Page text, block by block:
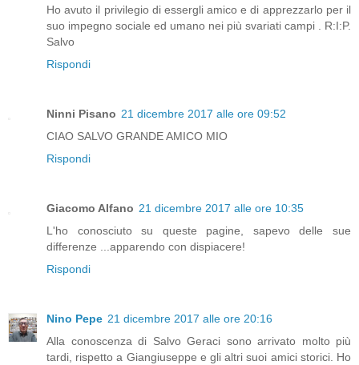
Ho avuto il privilegio di essergli amico e di apprezzarlo per il
suo impegno sociale ed umano nei più svariati campi . R:I:P.
Salvo
Rispondi
Ninni Pisano 21 dicembre 2017 alle ore 09:52
CIAO SALVO GRANDE AMICO MIO
Rispondi
Giacomo Alfano 21 dicembre 2017 alle ore 10:35
L'ho conosciuto su queste pagine, sapevo delle sue
differenze ...apparendo con dispiacere!
Rispondi
Nino Pepe 21 dicembre 2017 alle ore 20:16
Alla conoscenza di Salvo Geraci sono arrivato molto più
tardi, rispetto a Giangiuseppe e gli altri suoi amici storici. Ho